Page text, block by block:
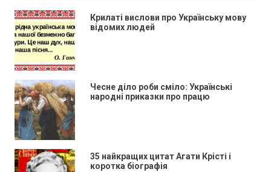
Крилаті вислови про Українську мову
відомих людей
Чесне діло роби сміло: Українські
народні приказки про працю
35 найкращих цитат Агати Крісті і
коротка біографія